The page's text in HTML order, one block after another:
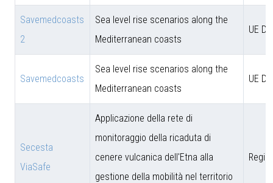
Savemedcoasts
2
Sea level rise scenarios along the
Mediterranean coasts
UE
Savemedcoasts
Sea level rise scenarios along the
Mediterranean coasts
UE
Secesta
ViaSafe
Applicazione della rete di
monitoraggio della ricaduta di
cenere vulcanica dell'Etna alla
gestione della mobilità nel territorio